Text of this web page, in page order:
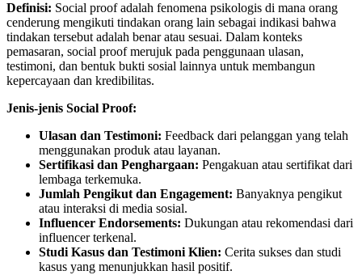
Definisi: Social proof adalah fenomena psikologis di mana orang
cenderung mengikuti tindakan orang lain sebagai indikasi bahwa
tindakan tersebut adalah benar atau sesuai. Dalam konteks
pemasaran, social proof merujuk pada penggunaan ulasan,
testimoni, dan bentuk bukti sosial lainnya untuk membangun
kepercayaan dan kredibilitas.
Jenis-jenis Social Proof:
Ulasan dan Testimoni: Feedback dari pelanggan yang telah
menggunakan produk atau layanan.
Sertifikasi dan Penghargaan: Pengakuan atau sertifikat dari
lembaga terkemuka.
Jumlah Pengikut dan Engagement: Banyaknya pengikut
atau interaksi di media sosial.
Influencer Endorsements: Dukungan atau rekomendasi dari
influencer terkenal.
Studi Kasus dan Testimoni Klien: Cerita sukses dan studi
kasus yang menunjukkan hasil positif.